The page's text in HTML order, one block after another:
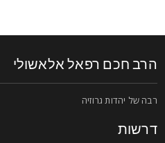
חכם רפאל אלאשולי
של יהדות גרוזיה